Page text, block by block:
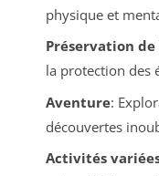
physique et
Préservation
la protection des
Aventure:
découvertes
Activités